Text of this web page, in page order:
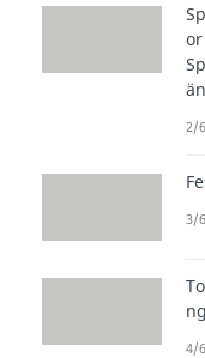
2/
3/
4/